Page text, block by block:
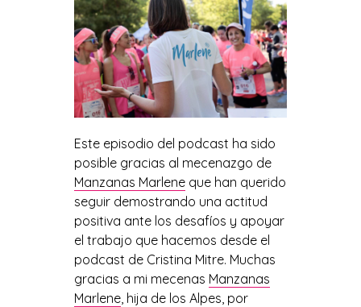
Este episodio del podcast ha sido
posible gracias al mecenazgo de
Manzanas Marleneque han querido
seguir demostrando una actitud
positiva ante los desafíos y apoyar
el trabajo que hacemos desde el
podcast de Cristina Mitre. Muchas
gracias a mi mecenas Manzanas
Marlene, hija de los Alpes, por